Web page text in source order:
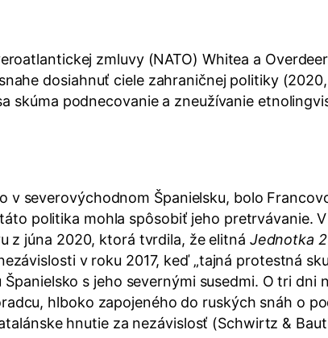
zmluvy (NATO) Whitea a
dosiahnuť ciele zahraničnej politiky
skúma podnecovanie a zneužívanie
severovýchodnom Španielsku, bolo
politika mohla spôsobiť jeho pretrvávanie.
z júna 2020, ktorá tvrdila, že elitná Jednotka
v roku 2017, keď „tajná protestná
s jeho severnými susedmi. O tri dni
hlboko zapojeného do ruských snáh o
hnutie za nezávislosť (Schwirtz &